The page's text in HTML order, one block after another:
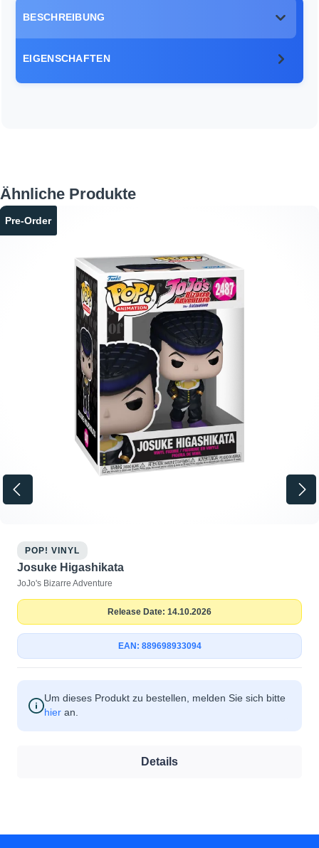
BESCHREIBUNG
EIGENSCHAFTEN
Produktgalerie überspringen
Ähnliche Produkte
Pre-Order
POP! VINYL
Josuke Higashikata
JoJo's Bizarre Adventure
Release Date: 14.10.2026
EAN: 889698933094
Um dieses Produkt zu bestellen, melden Sie sich bitte
hier an.
Details